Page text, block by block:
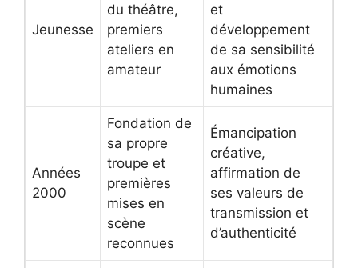
Jeunesse
du théâtre,
premiers
ateliers en
amateur
et
développement
de sa sensibilité
aux émotions
humaines
Années
2000
Fondation de
sa propre
troupe et
premières
mises en
scène
reconnues
Émancipation
créative,
affirmation de
ses valeurs de
transmission et
d’authenticité